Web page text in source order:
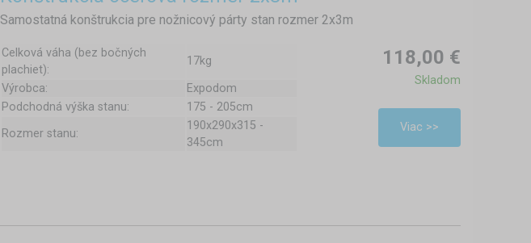
Samostatná konštrukcia pre nožnicový párty stan rozmer 2x3m
Celková váha (bez bočných
plachiet):
17kg
Výrobca:
Expodom
Podchodná výška stanu:
175 - 205cm
Rozmer stanu:
190x290x315 -
345cm
118,00 €
Skladom
Viac >>